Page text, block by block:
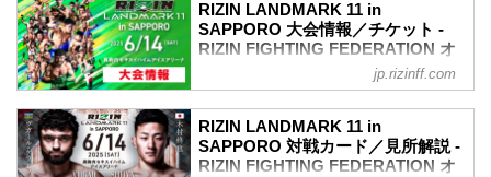
RIZIN LANDMARK 11 in
SAPPORO 大会情報／チケット -
RIZIN FIGHTING FEDERATION オ
- YouTube
youtu.be
RIZIN LANDMARK 11 in SAPPORO 大会
jp.rizinff.com
RIZIN LANDMARK 11 in
SAPPORO 対戦カード／見所解説 -
RIZIN FIGHTING FEDERATION オ